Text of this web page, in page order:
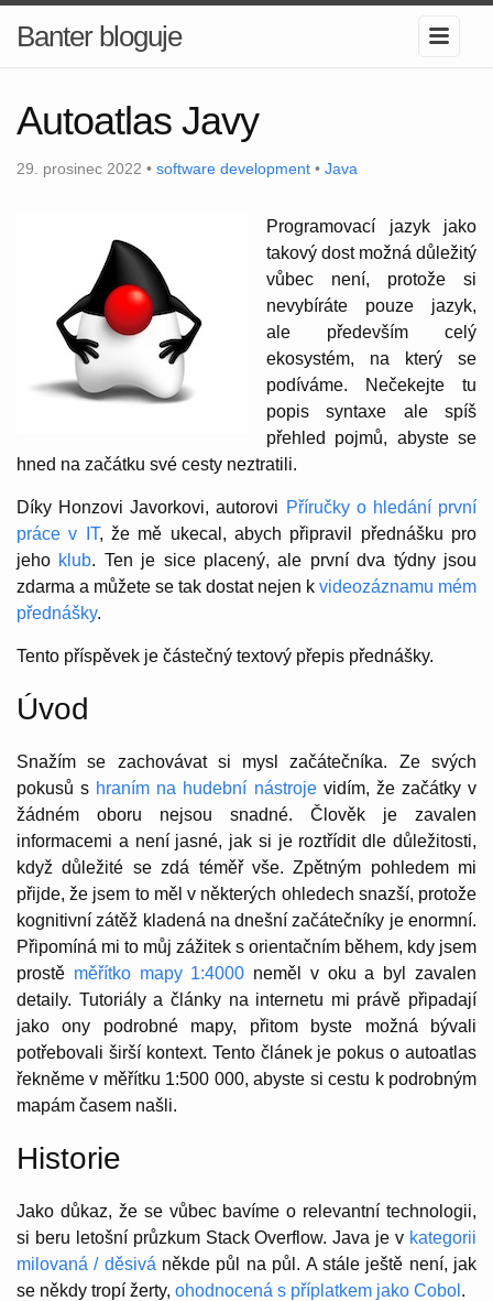
Banter bloguje
Autoatlas Javy
29. prosinec 2022 • software development • Java
Programovací jazyk jako
takový dost možná důležitý
vůbec není, protože si
nevybíráte pouze jazyk,
ale především celý
ekosystém, na který se
podíváme. Nečekejte tu
popis syntaxe ale spíš
přehled pojmů, abyste se
hned na začátku své cesty neztratili.
Díky Honzovi Javorkovi, autorovi Příručky o hledání první
práce v IT, že mě ukecal, abych připravil přednášku pro
jeho klub. Ten je sice placený, ale první dva týdny jsou
zdarma a můžete se tak dostat nejen k videozáznamu mém
přednášky.
Tento příspěvek je částečný textový přepis přednášky.
Úvod
Snažím se zachovávat si mysl začátečníka. Ze svých
pokusů s hraním na hudební nástrojevidím, že začátky v
žádném oboru nejsou snadné. Člověk je zavalen
informacemi a není jasné, jak si je roztřídit dle důležitosti,
když důležité se zdá téměř vše. Zpětným pohledem mi
přijde, že jsem to měl v některých ohledech snazší, protože
kognitivní zátěž kladená na dnešní začátečníky je enormní.
Připomíná mi to můj zážitek s orientačním během, kdy jsem
prostě měřítko mapy 1:4000 neměl v oku a byl zavalen
detaily. Tutoriály a články na internetu mi právě připadají
jako ony podrobné mapy, přitom byste možná bývali
potřebovali širší kontext. Tento článek je pokus o autoatlas
řekněme v měřítku 1:500 000, abyste si cestu k podrobným
mapám časem našli.
Historie
Jako důkaz, že se vůbec bavíme o relevantní technologii,
si beru letošní průzkum Stack Overflow. Java je v kategorii
milovaná / děsivá někde půl na půl. A stále ještě není, jak
se někdy tropí žerty, ohodnocená s příplatkem jako Cobol .